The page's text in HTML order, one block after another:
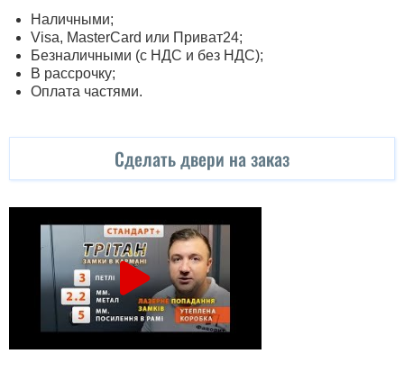
Наличными;
Visa, MasterСard или Приват24;
Безналичными (с НДС и без НДС);
В рассрочку;
Оплата частями.
Сделать двери на заказ